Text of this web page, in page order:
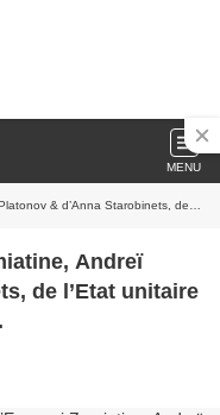
MENU
de l’Etat unitaire au service d’ordre planétaire.
Andreï
de l’Etat unitaire